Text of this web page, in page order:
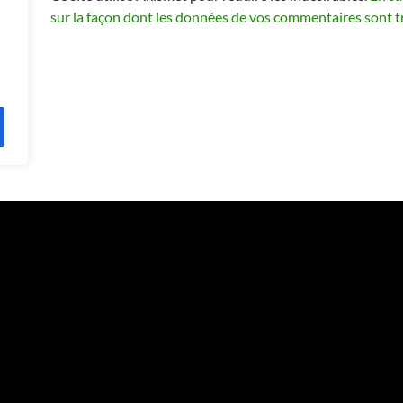
sur la façon dont les données de vos commentaires sont